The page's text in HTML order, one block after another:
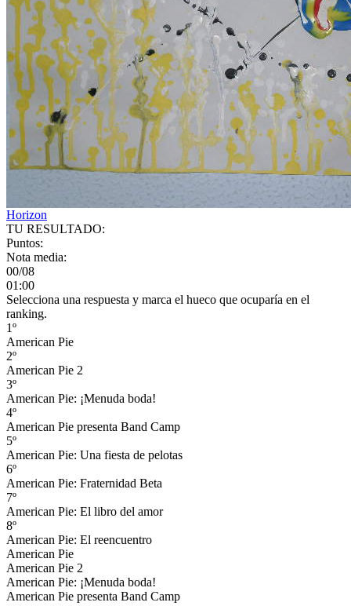
Horizon
TU RESULTADO:
Puntos:
Nota media:
00/08
01:00
Selecciona una respuesta y marca el hueco que ocuparía en el
ranking.
1º
American Pie
2º
American Pie 2
3º
American Pie: ¡Menuda boda!
4º
American Pie presenta Band Camp
5º
American Pie: Una fiesta de pelotas
6º
American Pie: Fraternidad Beta
7º
American Pie: El libro del amor
8º
American Pie: El reencuentro
American Pie
American Pie 2
American Pie: ¡Menuda boda!
American Pie presenta Band Camp